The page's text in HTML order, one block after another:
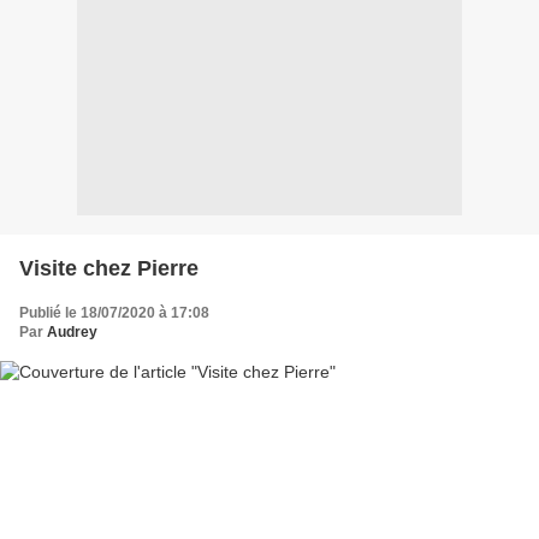
Visite chez Pierre
Publié le 18/07/2020 à 17:08
Par Audrey